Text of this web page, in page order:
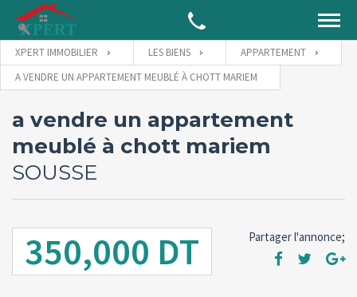
XPERT IMMOBILIER LES BIENS
APPARTEMENT
A VENDRE UN APPARTEMENT MEUBLÉ À CHOTT MARIEM
a vendre un appartement
meublé à chott mariem
SOUSSE
350,000 DT Partager l'annonce;